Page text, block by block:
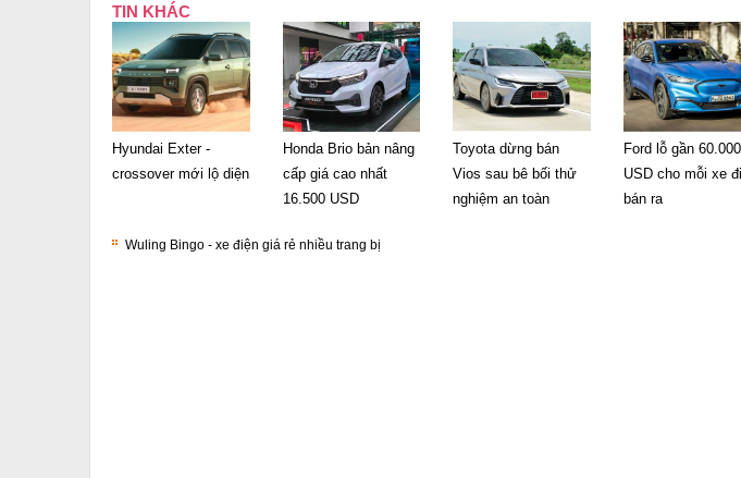
TIN KHÁC
Hyundai Exter -
crossover mới lộ diện
Honda Brio bản nâng
cấp giá cao nhất
16.500 USD
Toyota dừng bán
Vios sau bê bối thử
nghiệm an toàn
Ford lỗ gần 60.000
USD cho mỗi xe
bán ra
Wuling Bingo - xe điện giá rẻ nhiều trang bị